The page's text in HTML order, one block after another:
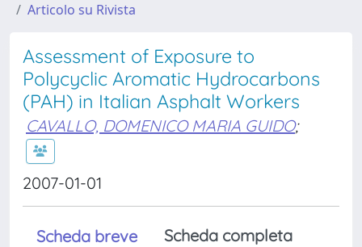
Articolo su Rivista
Assessment of Exposure to
Polycyclic Aromatic Hydrocarbons
(PAH) in Italian Asphalt Workers
CAVALLO, DOMENICO MARIA GUIDO;
2007-01-01
Scheda breve
Scheda completa